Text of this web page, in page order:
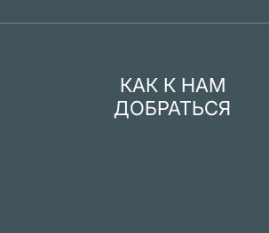
КАК К НАМ
ДОБРАТЬСЯ